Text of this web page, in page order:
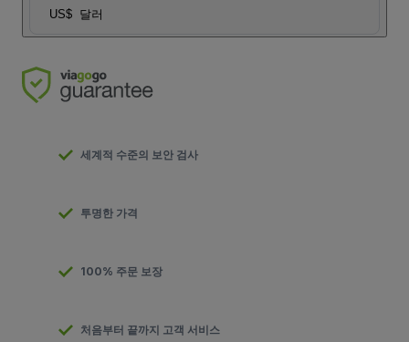
US$ 달러
세계적 수준의 보안 검사
투명한 가격
100% 주문 보장
처음부터 끝까지 고객 서비스